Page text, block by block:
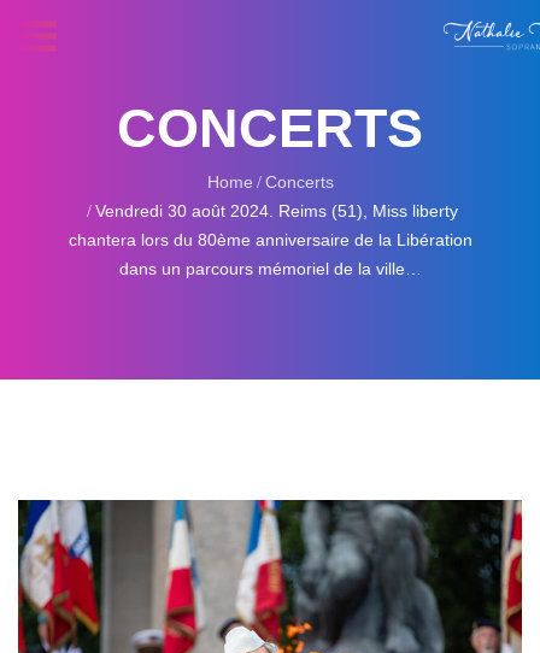
CONCERTS
Home
Concerts
Vendredi 30 août 2024. Reims (51), Miss liberty
chantera lors du 80ème anniversaire de la Libération
dans un parcours mémoriel de la ville…